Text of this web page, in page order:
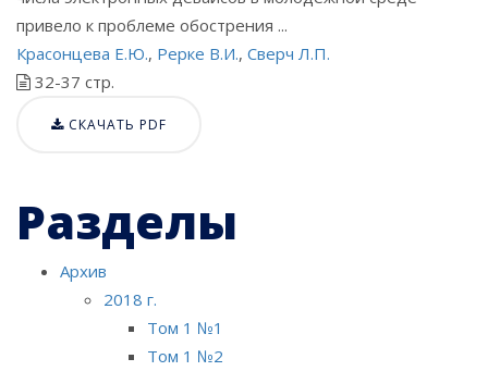
привело к проблеме обострения ...
Красонцева Е.Ю., Рерке В.И., Сверч Л.П.
32-37 стр.
СКАЧАТЬ PDF
Разделы
Архив
2018 г.
Том 1 №1
Том 1 №2